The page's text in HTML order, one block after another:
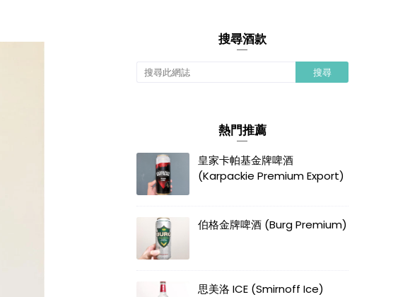
搜尋酒款
熱門推薦
皇家卡帕基金牌啤酒
(Karpackie Premium Export)
伯格金牌啤酒 (Burg Premium)
思美洛 ICE (Smirnoff Ice)